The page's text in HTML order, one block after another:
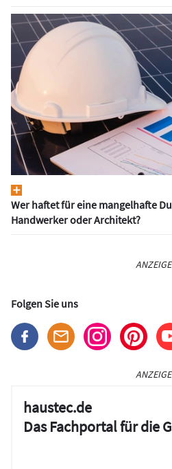
Wer haftet für eine mangelhafte
Handwerker oder Architekt?
ANZEIGE
Folgen Sie uns
ANZEIGE
haustec.de
Das Fachportal für die